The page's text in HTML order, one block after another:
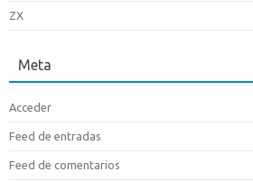
ZX
Meta
Acceder
Feed de entradas
Feed de comentarios